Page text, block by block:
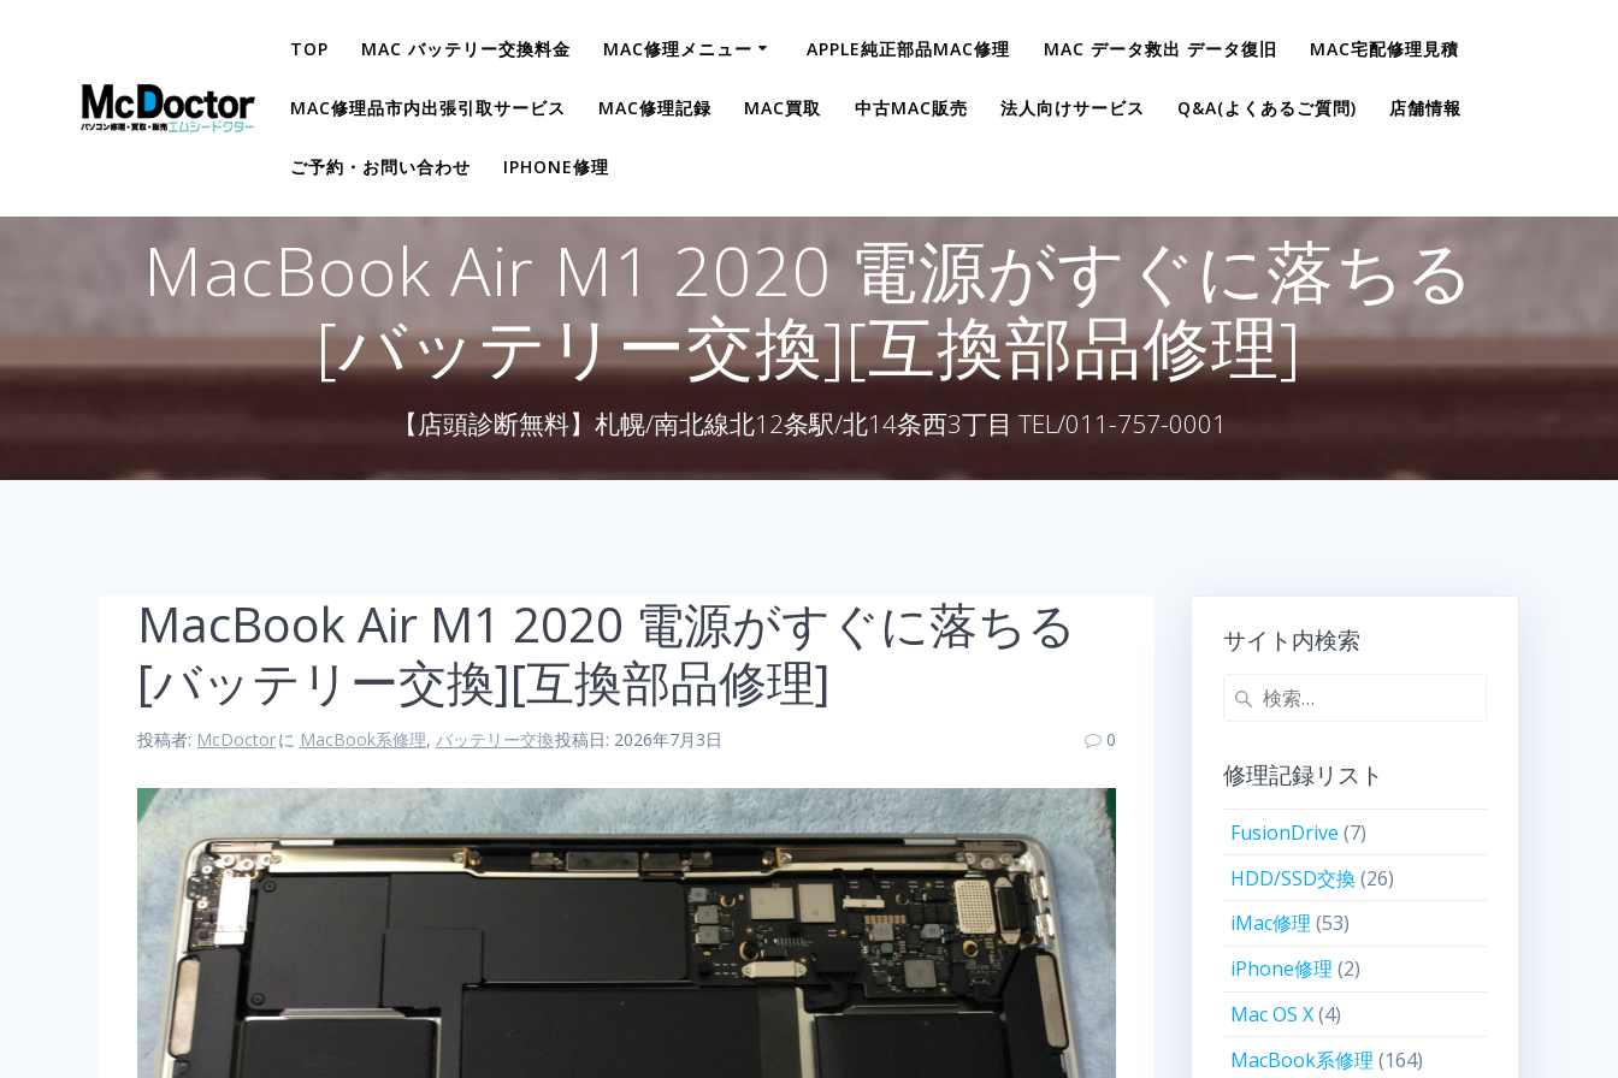
TOP MAC バッテリー交換料金 MAC修理メニュー APPLE純正部品MAC修理 MAC データ救出 データ復旧 MAC宅配修理見積
MAC修理品市内出張引取サービス MAC修理記録 MAC買取 中古MAC販売 法人向けサービス Q&A(よくあるご質問) 店舗情報
ご予約・お問い合わせ IPHONE修理
MacBook Air M1 2020 電源がすぐに落ちる
[バッテリー交換][互換部品修理]
【店頭診断無料】札幌/南北線北12条駅/北14条西3丁目 TEL/011-757-0001
MacBook Air M1 2020 電源がすぐに落ちる
[バッテリー交換][互換部品修理]
投稿者: McDoctorに MacBook系修理, バッテリー交換投稿日: 2026年7月3日 0
サイト内検索
修理記録リスト
FusionDrive (7)
HDD/SSD交換 (26)
iMac修理 (53)
iPhone修理 (2)
Mac OS X(4)
MacBook系修理 (164)